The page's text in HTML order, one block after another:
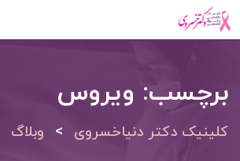
Skip
to
برچسب: ویروس
کلینیک دکتر دنیاخسروی > وبلاگ